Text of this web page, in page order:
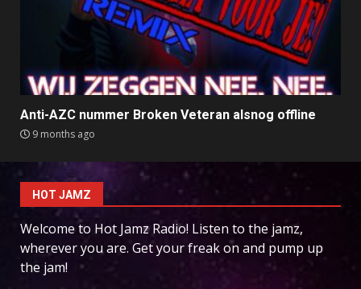
Anti-AZC nummer Broken Veteran alsnog offline
9 months ago
HOT JAMZ
Welcome to Hot Jamz Radio! Listen to the jamz,
wherever you are. Get your freak on and pump up
the jam!